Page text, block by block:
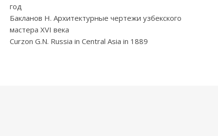
год
Бакланов Н. Архитектурные чертежи узбекского
мастера XVI века
Curzon G.N. Russia in Central Asia in 1889